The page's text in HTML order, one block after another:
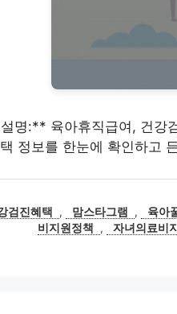
명:** 육아휴직급여, 건강
정보를 한눈에 확인하고
검진혜택 , 맘스타그램 , 육아
비지원정책
, 자녀의료비